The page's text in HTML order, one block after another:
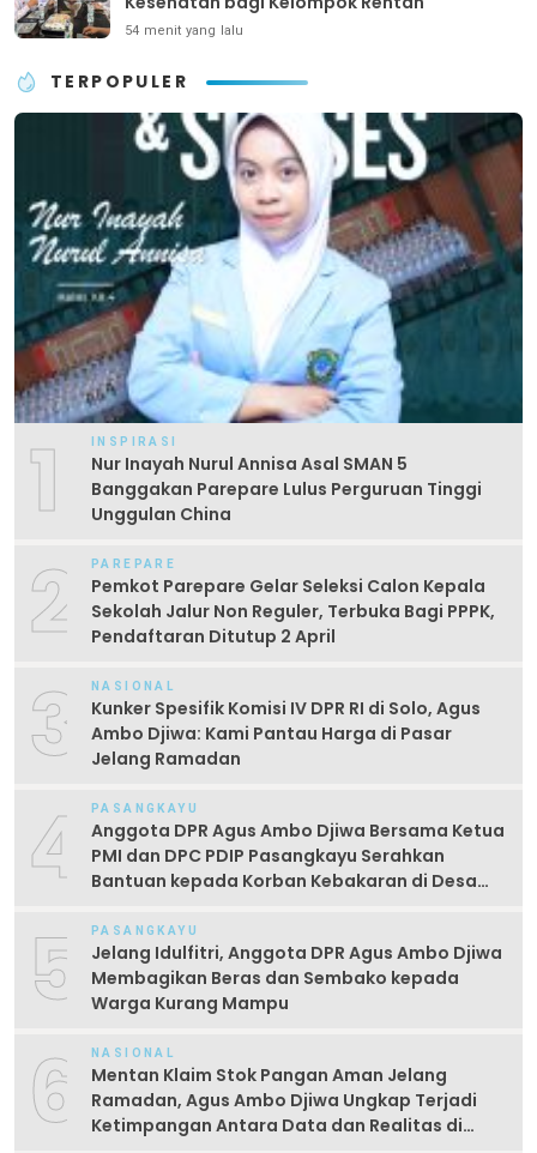
54 menit yang lalu
TERPOPULER
1 INSPIRASI
Nur Inayah Nurul Annisa Asal SMAN 5
Banggakan Parepare Lulus Perguruan Tinggi
Unggulan China
2 PAREPARE
Pemkot Parepare Gelar Seleksi Calon Kepala
Sekolah Jalur Non Reguler, Terbuka Bagi PPPK,
Pendaftaran Ditutup 2 April
3 NASIONAL
Kunker Spesifik Komisi IV DPR RI di Solo, Agus
Ambo Djiwa: Kami Pantau Harga di Pasar
Jelang Ramadan
4 PASANGKAYU
Anggota DPR Agus Ambo Djiwa Bersama Ketua
PMI dan DPC PDIP Pasangkayu Serahkan
Bantuan kepada Korban Kebakaran di Desa
5 PASANGKAYU
Jelang Idulfitri, Anggota DPR Agus Ambo Djiwa
Membagikan Beras dan Sembako kepada
Warga Kurang Mampu
6 NASIONAL
Mentan Klaim Stok Pangan Aman Jelang
Ramadan, Agus Ambo Djiwa Ungkap Terjadi
Ketimpangan Antara Data dan Realitas di